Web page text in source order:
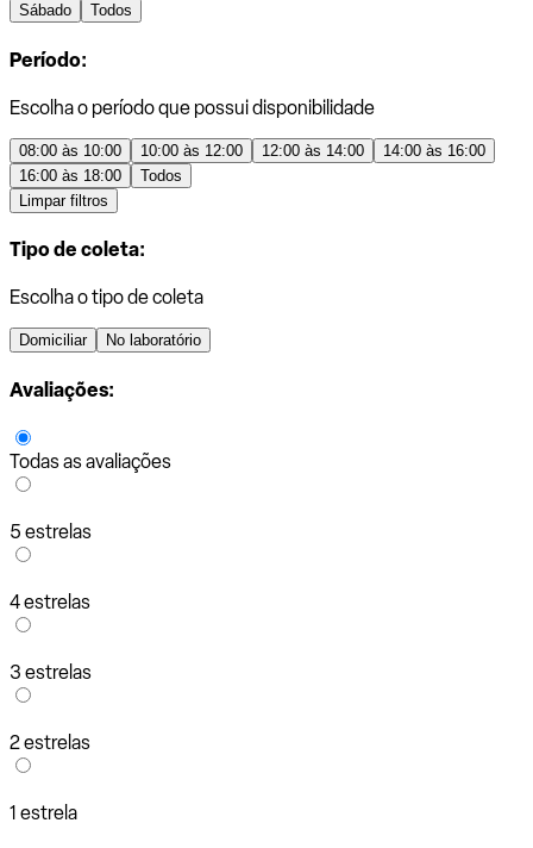
Sábado
Todos
Período:
Escolha o período que possui disponibilidade
08:00 às 10:00 10:00 às 12:00 12:00 às 14:00
14:00 às 16:00
16:00 às 18:00
Todos
Limpar filtros
Tipo de coleta:
Escolha o tipo de coleta
Domiciliar No laboratório
Avaliações:
Todas as avaliações
5 estrelas
4 estrelas
3 estrelas
2 estrelas
1 estrela